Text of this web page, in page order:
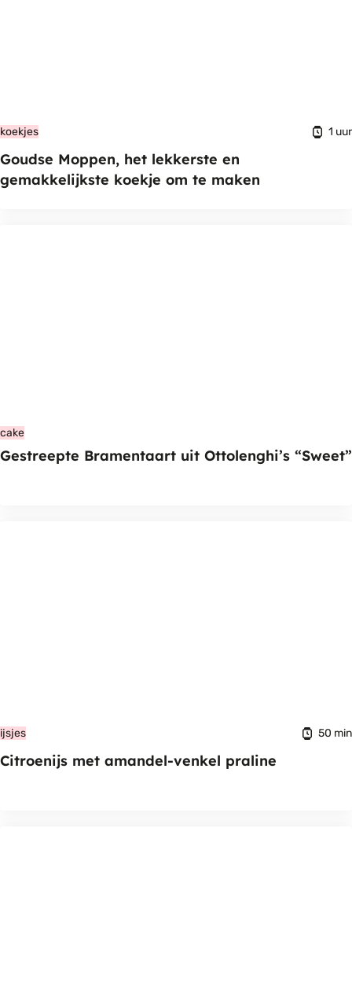
koekjes 1 uur
Goudse Moppen, het lekkerste en
gemakkelijkste koekje om te maken
cake
Gestreepte Bramentaart uit Ottolenghi’s “Sweet”
ijsjes 50 min
Citroenijs met amandel-venkel praline